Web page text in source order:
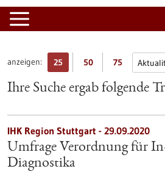
anzeigen: 25 50 75
Ihre Suche ergab folgende
IHK Region Stuttgart - 29.09.2020
Umfrage Verordnung für
Diagnostika